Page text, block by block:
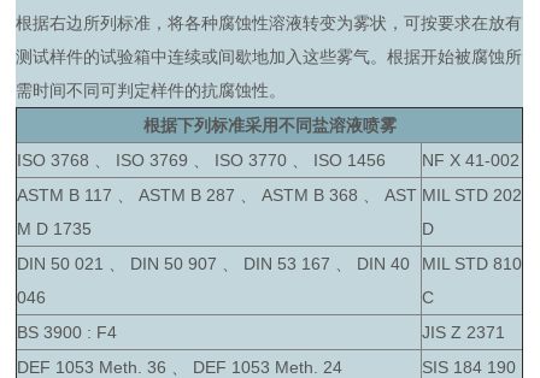
根据右边所列标准，将各种腐蚀性溶液转变为雾状，可按要求在放有
测试样件的试验箱中连续或间歇地加入这些雾气。根据开始被腐蚀所
需时间不同可判定样件的抗腐蚀性。
根据下列标准采用不同盐溶液喷雾
ISO 3768 、 ISO 3769 、 ISO 3770 、 ISO 1456
NF X 41-002
ASTM B 117 、 ASTM B 287 、 ASTM B 368 、 AST
M D 1735
MIL STD 202
D
DIN 50 021 、 DIN 50 907 、 DIN 53 167 、 DIN 40
046
MIL STD 810
C
BS 3900 : F4
JIS Z 2371
DEF 1053 Meth. 36 、 DEF 1053 Meth. 24
SIS 184 190